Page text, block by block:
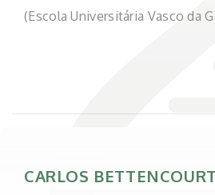
(Escola Universitária Vasco da
CARLOS BETTENCOURT